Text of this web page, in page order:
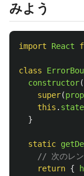
みよう
import React
class
constructor(
super(
this . state
}
static
// 次のレン
return {